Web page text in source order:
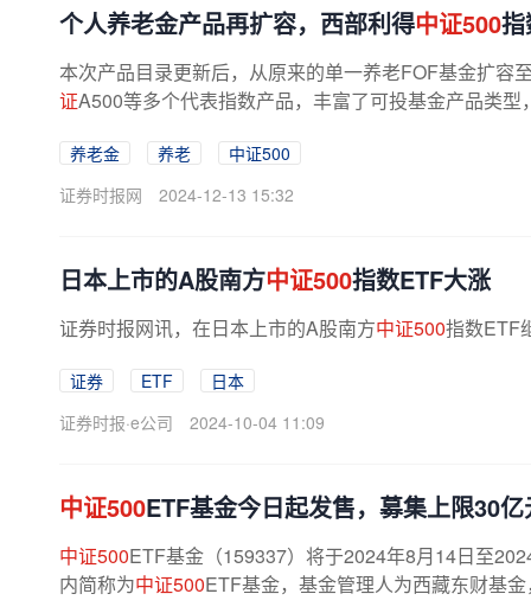
个人养老金产品再扩容，西部利得中证500
本次产品目录更新后，从原来的单一养老FOF基金扩容
证A500等多个代表指数产品，丰富了可投基金产品类
养老金 养老
中证500
证券时报网
2024-12-13 15:32
日本上市的A股南方中证500指数ETF大涨
证券时报网讯，在日本上市的A股南方中证500指数ETF
证券 ETF
日本
证券时报·e公司
2024-10-04 11:09
中证500ETF基金今日起发售，募集上限30亿
中证500ETF基金（159337）将于2024年8月14日至
内简称为中证500ETF基金，基金管理人为西藏东财基